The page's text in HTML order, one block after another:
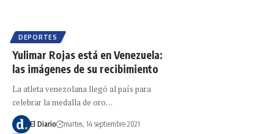
DEPORTES
Yulimar Rojas está en Venezuela:
las imágenes de su recibimiento
La atleta venezolana llegó al país para
celebrar la medalla de oro…
El Diario martes, 14 septiembre 2021